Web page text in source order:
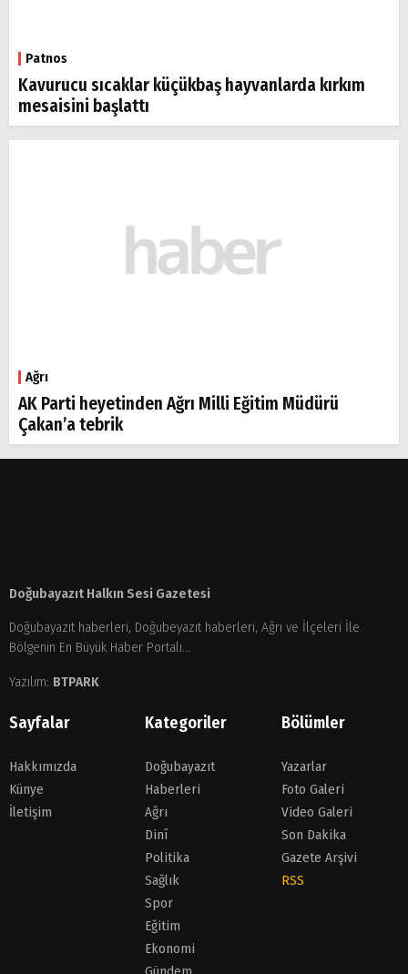
Patnos
Kavurucu sıcaklar küçükbaş hayvanlarda kırkım
mesaisini başlattı
Ağrı
AK Parti heyetinden Ağrı Milli Eğitim Müdürü
Çakan’a tebrik
Doğubayazıt Halkın Sesi Gazetesi
Doğubayazıt haberleri, Doğubeyazıt haberleri, Ağrı ve İlçeleri İle
Bölgenin En Büyük Haber Portalı...
Yazılım: BTPARK
Sayfalar
Hakkımızda
Künye
İletişim
Kategoriler
Doğubayazıt
Haberleri
Ağrı
Dinî
Politika
Sağlık
Spor
Eğitim
Ekonomi
Bölümler
Yazarlar
Foto Galeri
Video Galeri
Son Dakika
Gazete Arşivi
RSS